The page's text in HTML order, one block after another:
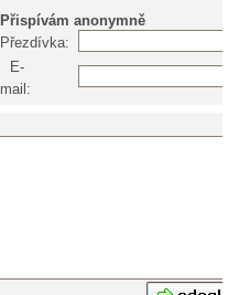
Přispívám anonymně
Přezdívka:
E-
mail: